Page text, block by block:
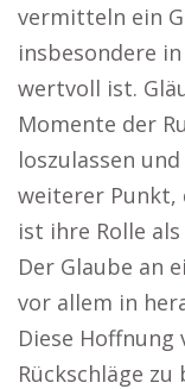
vermitteln ein
insbesondere
wertvoll ist.
Momente der
loszulassen
weiterer Punkt,
ist ihre Rolle
Der Glaube an
vor allem in
Diese Hoffnung
Rückschläge zu